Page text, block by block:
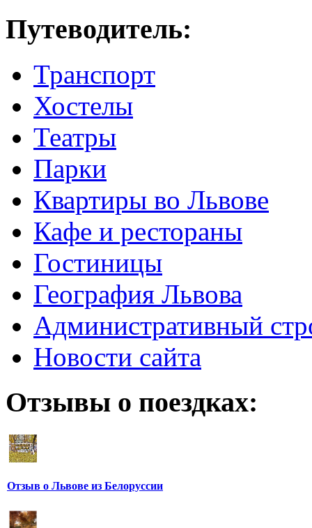
Путеводитель:
Транспорт
Хостелы
Театры
Парки
Квартиры во Львове
Кафе и рестораны
Гостиницы
География Львова
Административный
Новости сайта
Отзывы о поездках:
Отзыв о Львове из Белоруссии